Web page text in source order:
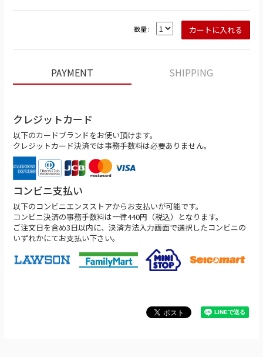
数量 :
PAYMENT SHIPPING
クレジットカード
以下のカードブランドをお使い頂けます。
クレジットカード決済では事務手数料は必要ありません。
コンビニ支払い
以下のコンビニエンスストアからお支払いが可能です。
コンビニ決済の事務手数料は一律440円（税込）となります。
ご注文日を含め3日以内に、決済方法入力画面で選択したコンビニの
いずれかにてお支払い下さい。